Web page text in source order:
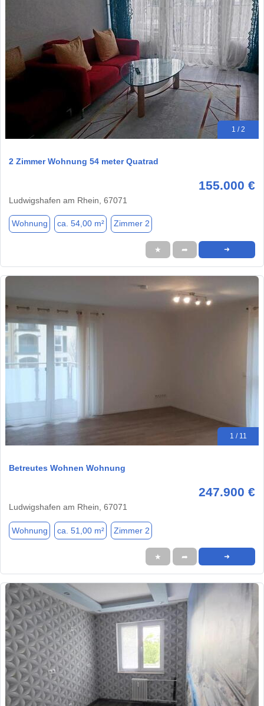
1 / 2
2 Zimmer Wohnung 54 meter Quatrad
155.000 €
Ludwigshafen am Rhein, 67071
Wohnung ca. 54,00 m² Zimmer 2
★ ➦ ➜
1 / 11
Betreutes Wohnen Wohnung
247.900 €
Ludwigshafen am Rhein, 67071
Wohnung ca. 51,00 m² Zimmer 2
★ ➦ ➜